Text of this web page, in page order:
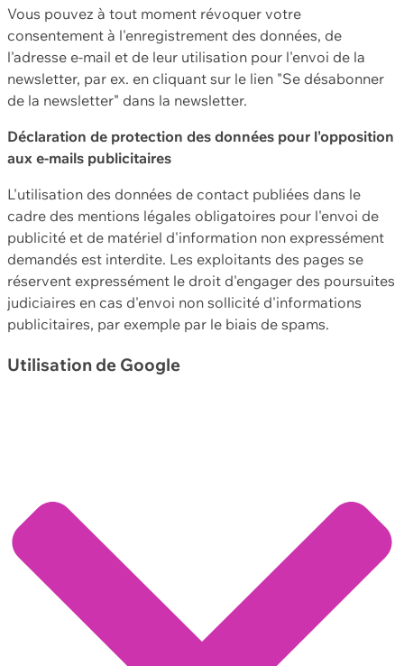
Vous pouvez à tout moment révoquer votre
consentement à l'enregistrement des données, de
l'adresse e-mail et de leur utilisation pour l'envoi de la
newsletter, par ex. en cliquant sur le lien "Se désabonner
de la newsletter" dans la newsletter.
Déclaration de protection des données pour l'opposition
aux e-mails publicitaires
L'utilisation des données de contact publiées dans le
cadre des mentions légales obligatoires pour l'envoi de
publicité et de matériel d'information non expressément
demandés est interdite. Les exploitants des pages se
réservent expressément le droit d'engager des poursuites
judiciaires en cas d'envoi non sollicité d'informations
publicitaires, par exemple par le biais de spams.
Utilisation de Google